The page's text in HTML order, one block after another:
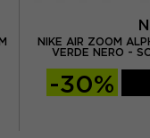
NIKE AIR ZOOM
VERDE NERO -
-30%